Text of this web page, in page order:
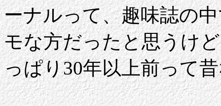
ーナルって、趣味誌の
モな方だったと思うけ
っぱり30年以上前って